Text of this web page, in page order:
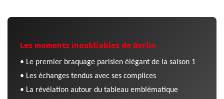
Les moments inoubliables de Berlin
• Le premier braquage parisien élégant de la saison 1
• Les échanges tendus avec ses complices
• La révélation autour du tableau emblématique